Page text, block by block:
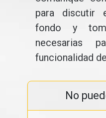
para discutir
fondo y
necesarias
funcionalidad
No